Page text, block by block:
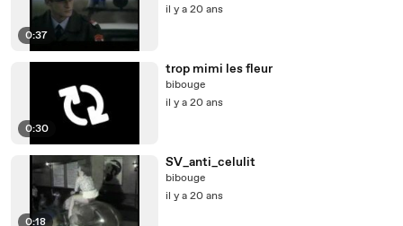
0:37
il y a 20 ans
0:30
trop mimi les fleur
bibouge
il y a 20 ans
0:18
SV_anti_celulit
bibouge
il y a 20 ans